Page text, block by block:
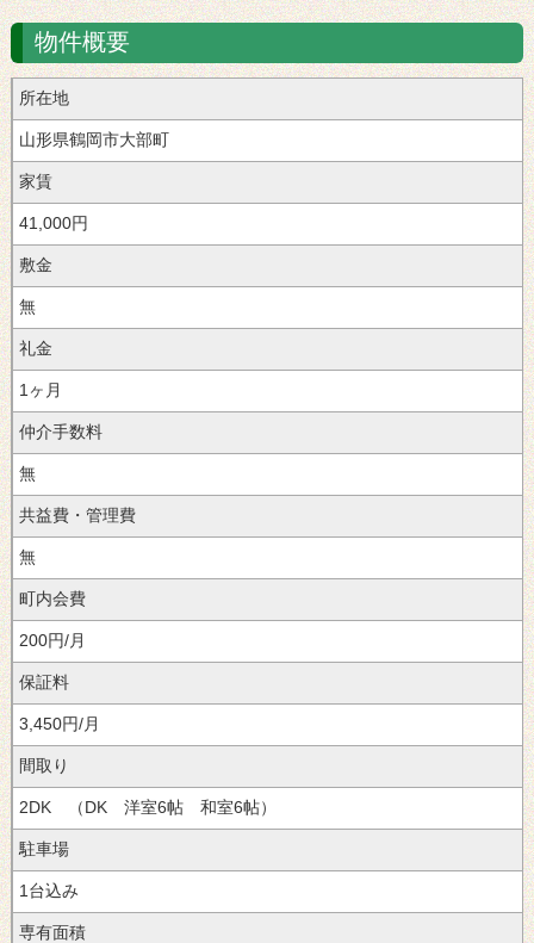
物件概要
所在地
山形県鶴岡市大部町
家賃
41,000円
敷金
無
礼金
1ヶ月
仲介手数料
無
共益費・管理費
無
町内会費
200円/月
保証料
3,450円/月
間取り
2DK （DK 洋室6帖 和室6帖）
駐車場
1台込み
専有面積